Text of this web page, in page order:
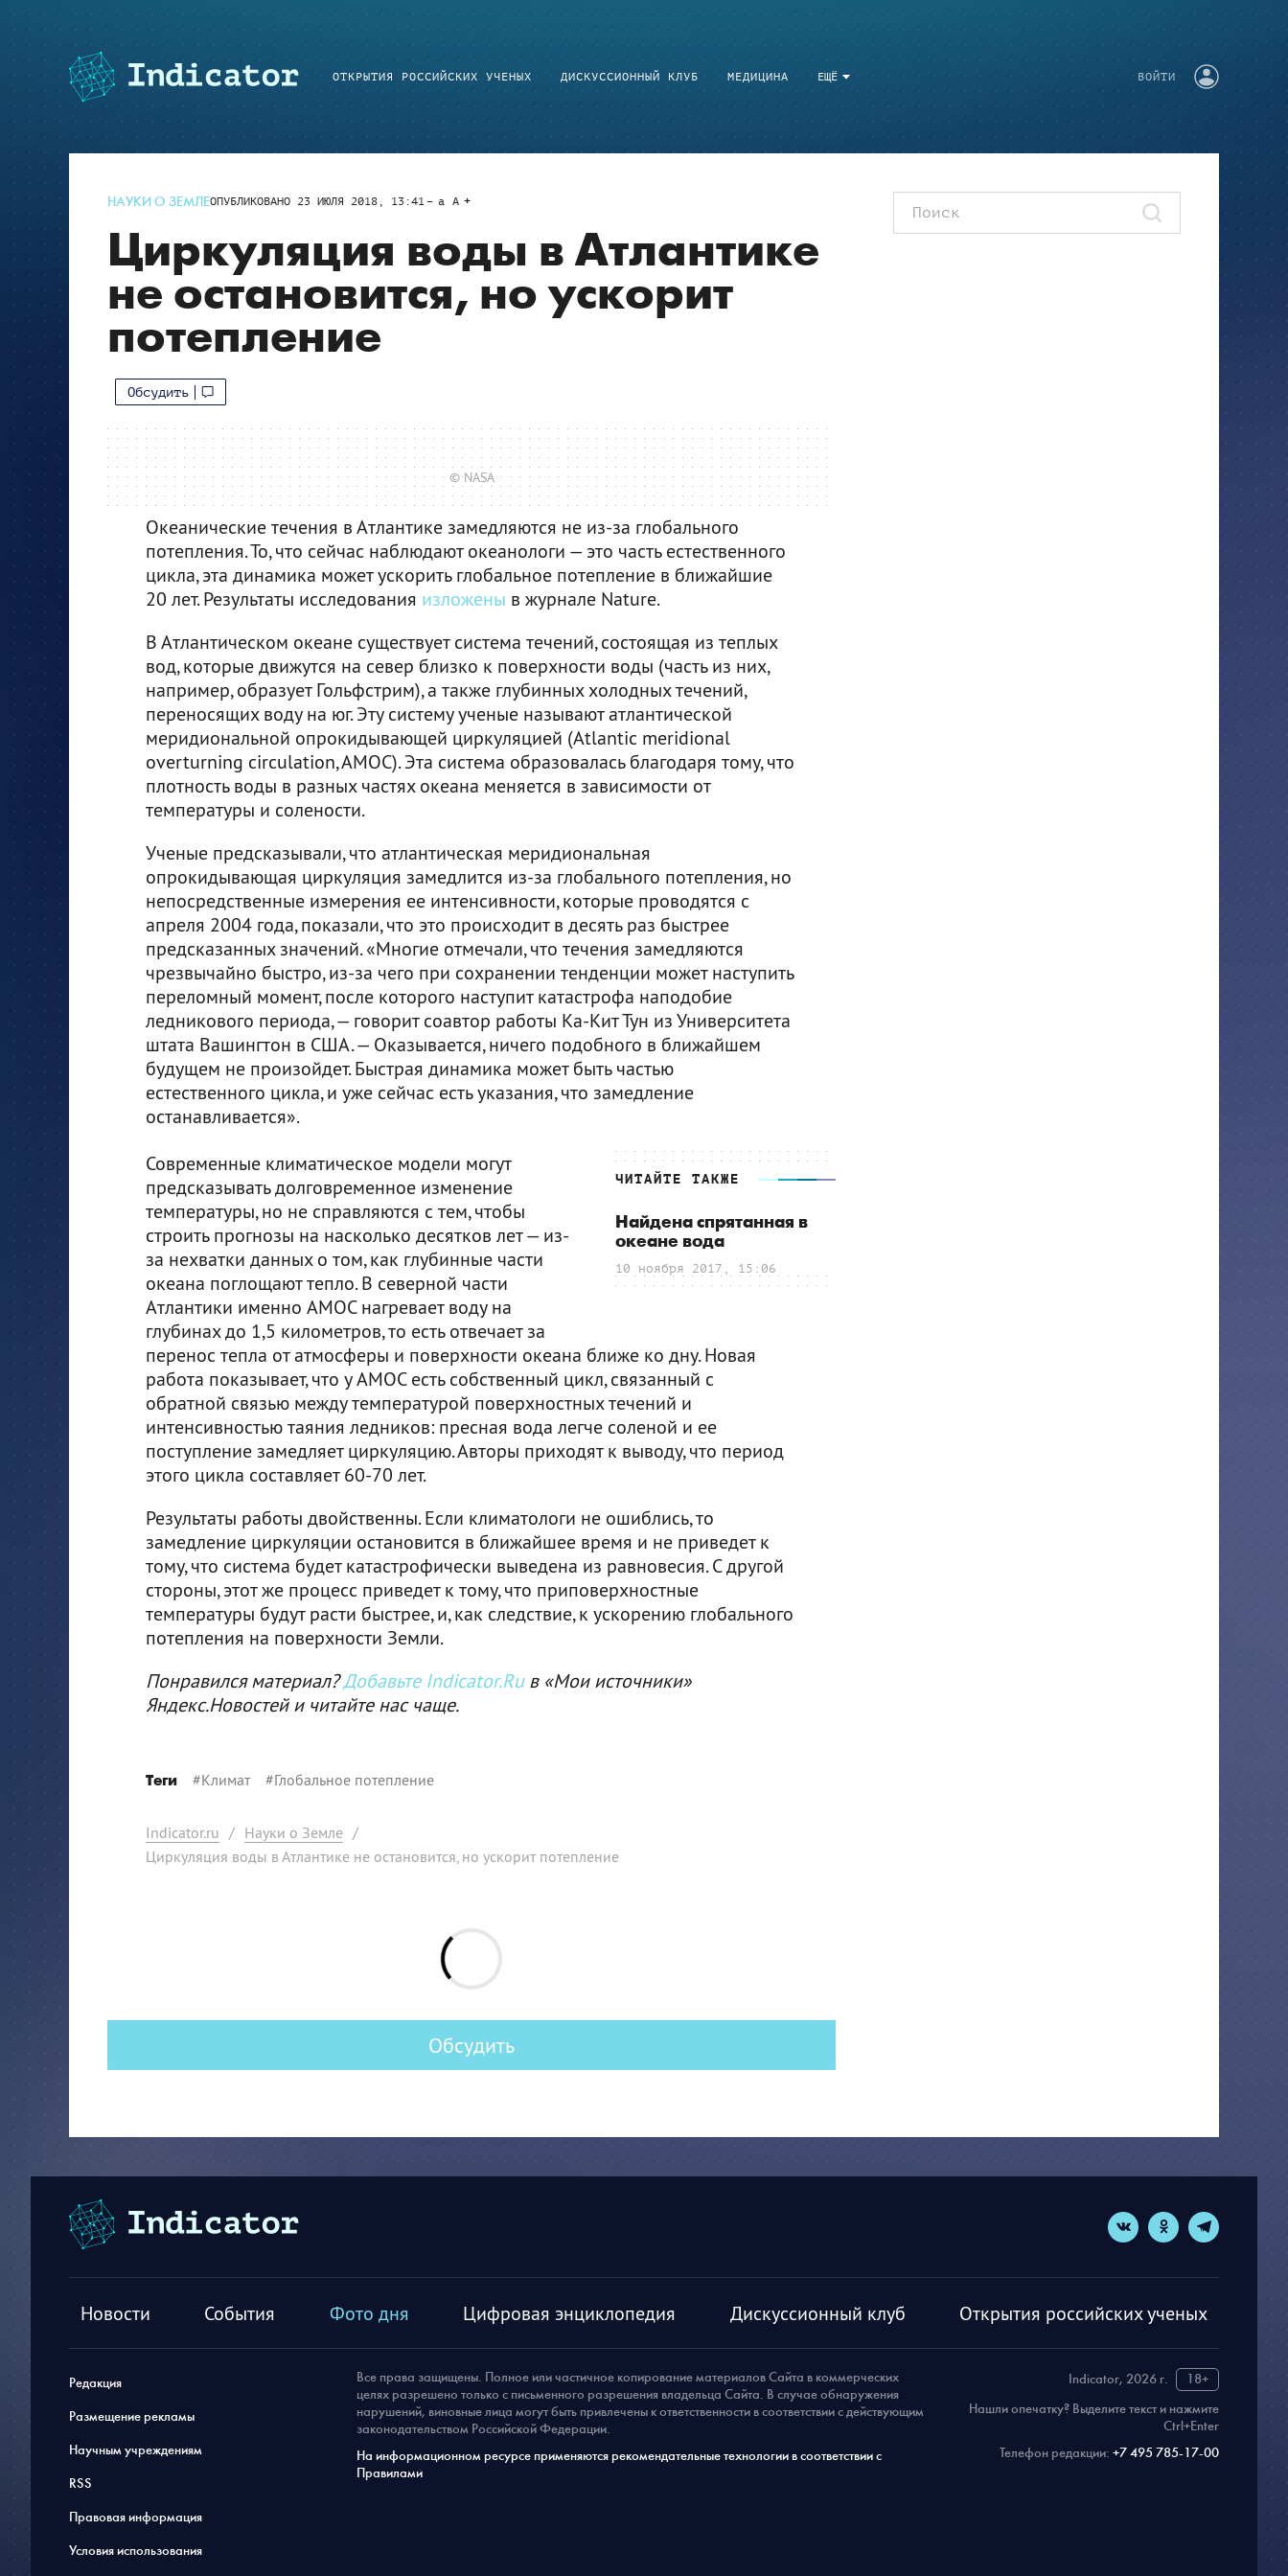
ЕЩЁ
ОТКРЫТИЯ РОССИЙСКИХ УЧЕНЫХ ДИСКУССИОННЫЙ КЛУБ МЕДИЦИНА ВОЙТИ
НАУКИ О ЗЕМЛЕОПУБЛИКОВАНО 23 ИЮЛЯ 2018, 13:41 a A
Циркуляция воды в Атлантике
не остановится, но ускорит
потепление
Обсудить
© NASA
Океанические течения в Атлантике замедляются не из-за глобального
потепления. То, что сейчас наблюдают океанологи — это часть естественного
цикла, эта динамика может ускорить глобальное потепление в ближайшие
20 лет. Результаты исследования изложены в журнале Nature.
В Атлантическом океане существует система течений, состоящая из теплых
вод, которые движутся на север близко к поверхности воды (часть из них,
например, образует Гольфстрим), а также глубинных холодных течений,
переносящих воду на юг. Эту систему ученые называют атлантической
меридиональной опрокидывающей циркуляцией (Atlantic meridional
overturning circulation, AMOC). Эта система образовалась благодаря тому, что
плотность воды в разных частях океана меняется в зависимости от
температуры и солености.
Ученые предсказывали, что атлантическая меридиональная
опрокидывающая циркуляция замедлится из-за глобального потепления, но
непосредственные измерения ее интенсивности, которые проводятся с
апреля 2004 года, показали, что это происходит в десять раз быстрее
предсказанных значений. «Многие отмечали, что течения замедляются
чрезвычайно быстро, из-за чего при сохранении тенденции может наступить
переломный момент, после которого наступит катастрофа наподобие
ледникового периода, — говорит соавтор работы Ка-Кит Тун из Университета
штата Вашингтон в США. — Оказывается, ничего подобного в ближайшем
будущем не произойдет. Быстрая динамика может быть частью
естественного цикла, и уже сейчас есть указания, что замедление
останавливается».
ЧИТАЙТЕ ТАКЖЕ
Найдена спрятанная в
океане вода
10 ноября 2017, 15:06
Современные климатическое модели могут
предсказывать долговременное изменение
температуры, но не справляются с тем, чтобы
строить прогнозы на насколько десятков лет — из-
за нехватки данных о том, как глубинные части
океана поглощают тепло. В северной части
Атлантики именно AMOC нагревает воду на
глубинах до 1,5 километров, то есть отвечает за
перенос тепла от атмосферы и поверхности океана ближе ко дну. Новая
работа показывает, что у AMOC есть собственный цикл, связанный с
обратной связью между температурой поверхностных течений и
интенсивностью таяния ледников: пресная вода легче соленой и ее
поступление замедляет циркуляцию. Авторы приходят к выводу, что период
этого цикла составляет 60-70 лет.
Результаты работы двойственны. Если климатологи не ошиблись, то
замедление циркуляции остановится в ближайшее время и не приведет к
тому, что система будет катастрофически выведена из равновесия. С другой
стороны, этот же процесс приведет к тому, что приповерхностные
температуры будут расти быстрее, и, как следствие, к ускорению глобального
потепления на поверхности Земли.
Понравился материал?Добавьте Indicator.Ruв «Мои источники»
Яндекс.Новостей и читайте нас чаще.
Теги #Климат#Глобальное потепление
Indicator.ru / Науки о Земле /
Циркуляция воды в Атлантике не остановится, но ускорит потепление
Обсудить
Новости События Фото дня Цифровая энциклопедия Дискуссионный клуб Открытия российских ученых
Редакция
Размещение рекламы
Научным учреждениям
RSS
Правовая информация
Условия использования
Indicator, 2026 г.
18+
Нашли опечатку? Выделите текст и нажмите
Ctrl+Enter
Телефон редакции: +7 495 785-17-00
Все права защищены. Полное или частичное копирование материалов Сайта в коммерческих
целях разрешено только с письменного разрешения владельца Сайта. В случае обнаружения
нарушений, виновные лица могут быть привлечены к ответственности в соответствии с действующим
законодательством Российской Федерации.
На информационном ресурсе применяются рекомендательные технологии в соответствии с
Правилами